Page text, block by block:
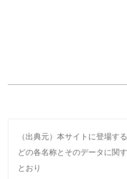
（出典元）本サイトに登場す
どの各名称とそのデータに関
とおり